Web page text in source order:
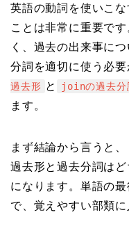
英語の動詞を使いこ
ことは非常に重要です
く、過去の出来事に
分詞を適切に使う必要
過去形 と joinの過去分
ます。
まず結論から言うと
過去形と過去分詞は
になります。単語の
で、覚えやすい部類に